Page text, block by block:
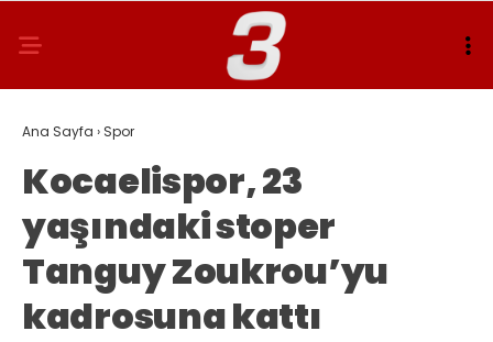
Ana Sayfa › Spor
Kocaelispor, 23
yaşındaki stoper
Tanguy Zoukrou’yu
kadrosuna kattı